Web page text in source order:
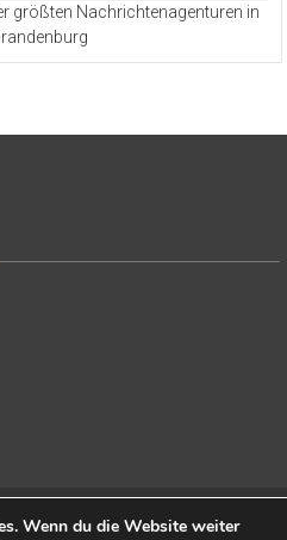
größten Nachrichtenagenturen in
von ThemeGrill. Präsentiert von
Wenn du die Website weiter